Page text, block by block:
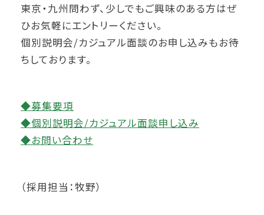
東京・九州問わず、少しでもご興味のある方はぜ
ひお気軽にエントリーください。
個別説明会/カジュアル面談のお申し込みもお待
ちしております。
◆募集要項
◆個別説明会/カジュアル面談申し込み
◆お問い合わせ
（採用担当：牧野）